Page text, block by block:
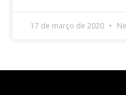
17 de março de 2020